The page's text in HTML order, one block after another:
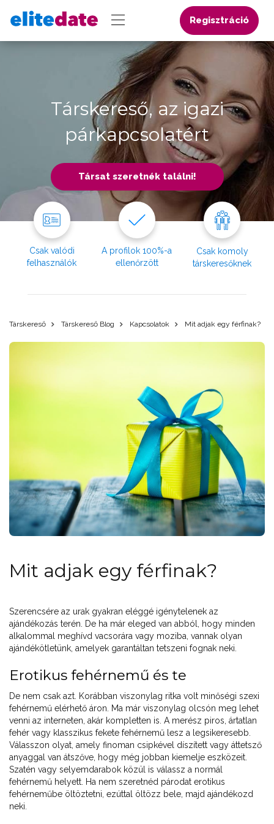
Regisztráció
Társkereső, az igazi
párkapcsolatért
Társat szeretnék találni!
Csak valódi
felhasználók
A profilok 100%-a
ellenőrzött
Csak komoly
társkeresőknek
Társkereső Társkereső Blog Kapcsolatok Mit adjak egy férfinak?
Mit adjak egy férfinak?
Szerencsére az urak gyakran eléggé igénytelenek az
ajándékozás terén. De ha már eleged van abból, hogy minden
alkalommal meghívd vacsorára vagy moziba, vannak olyan
ajándékötletünk, amelyek garantáltan tetszeni fognak neki.
Erotikus fehérnemű és te
De nem csak azt. Korábban viszonylag ritka volt minőségi szexi
fehérnemű elérhető áron. Ma már viszonylag olcsón meg lehet
venni az interneten, akár kompletten is. A merész piros, ártatlan
fehér vagy klasszikus fekete fehérnemű lesz a legsikeresebb.
Válasszon olyat, amely finoman csipkével díszített vagy áttetsző
anyaggal van átszőve, hogy még jobban kiemelje eszközeit.
Szatén vagy selyemdarabok közül is válassz a normál
fehérnemű helyett. Ha nem szeretnéd párodat erotikus
fehérneműbe öltöztetni, ezúttal öltözz bele, majd ajándékozd
neki.